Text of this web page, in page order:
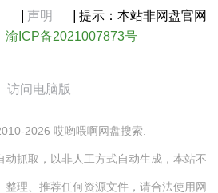
声明
提示：本站非网盘官网
渝ICP备2021007873号
访问电脑版
2026 哎哟喂啊网盘搜索.
动抓取，以非人工方式自动生成，本站不
理、推荐任何资源文件，请合法使用网